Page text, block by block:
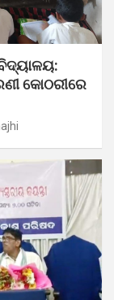
କୋଠରୀରେ